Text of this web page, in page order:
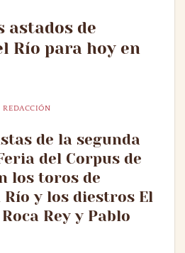
astados de
Río para hoy en
REDACCIÓN
de la segunda
del Corpus de
los toros de
y los diestros El
Rey y Pablo